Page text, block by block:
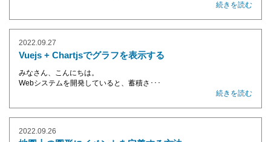
続きを読む
2022.09.27
Vuejs + Chartjsでグラフを表示する
みなさん、こんにちは。
Webシステムを開発していると、蓄積さ･･･
続きを読む
2022.09.26